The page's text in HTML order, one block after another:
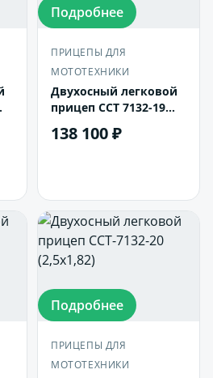
Подробнее
ПРИЦЕПЫ ДЛЯ
МОТОТЕХНИКИ
Двухосный легковой
прицеп ССТ 7132-19
138 100 ₽
Подробнее
ПРИЦЕПЫ ДЛЯ
МОТОТЕХНИКИ